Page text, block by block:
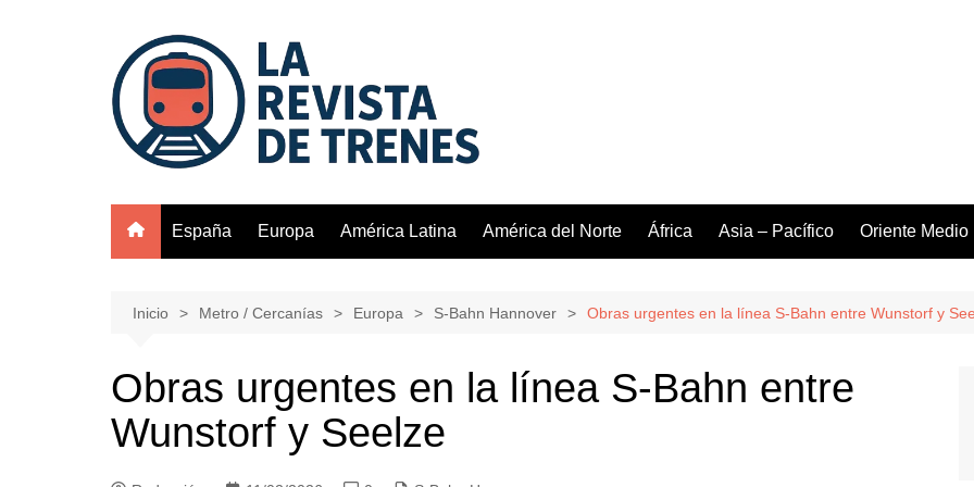
España Europa América Latina América del Norte África Asia – Pacífico Oriente Medio
Inicio Metro / Cercanías Europa S-Bahn Hannover Obras urgentes en la línea S-Bahn entre Wunstorf y
Obras urgentes en la línea S-Bahn entre
Wunstorf y Seelze